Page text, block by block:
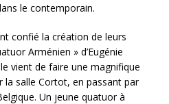
le contemporain.
confié la création de leurs
Arménien » d’Eugénie
vient de faire une magnifique
salle Cortot, en passant par
Un jeune quatuor à